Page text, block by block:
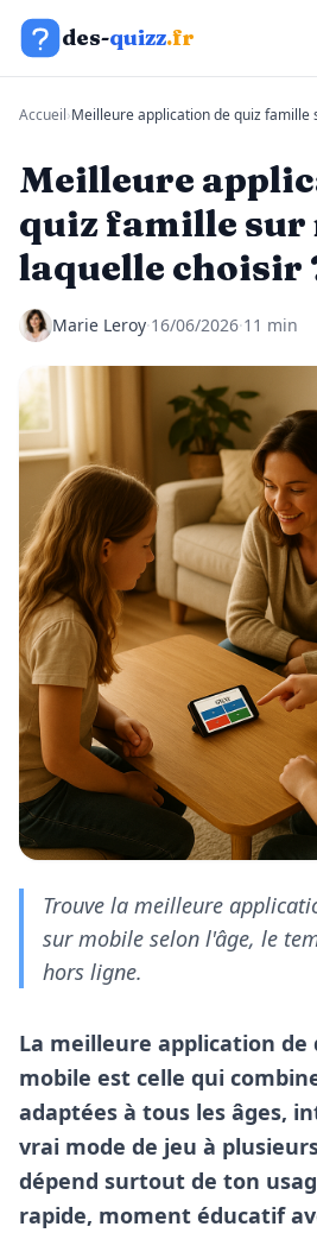
Aller au contenu
des-quizz.fr
Accueil›Meilleure application de quiz famille
Meilleure
quiz famille sur
laquelle choisir
Marie Leroy·16/06/2026·11 min
Trouve la meilleure
sur mobile selon l'âge, le
hors ligne.
La meilleure application
mobile est celle qui
adaptées à tous les âges,
vrai mode de jeu à
dépend surtout de ton
rapide, moment éducatif